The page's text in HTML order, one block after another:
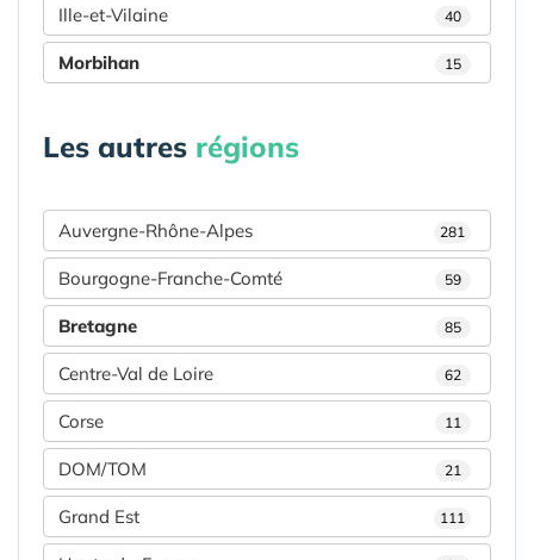
Ille-et-Vilaine 40
Morbihan 15
Les autres régions
Auvergne-Rhône-Alpes 281
Bourgogne-Franche-Comté 59
Bretagne 85
Centre-Val de Loire 62
Corse 11
DOM/TOM 21
Grand Est 111